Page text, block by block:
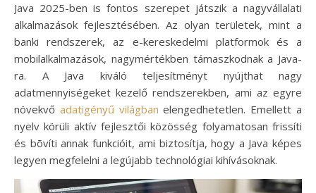
Java 2025-ben is fontos szerepet játszik a nagyvállalati
alkalmazások fejlesztésében. Az olyan területek, mint a
banki rendszerek, az e-kereskedelmi platformok és a
mobilalkalmazások, nagymértékben támaszkodnak a Java-
ra. A Java kiváló teljesítményt nyújthat nagy
adatmennyiségeket kezelő rendszerekben, ami az egyre
növekvő adatigényű világban elengedhetetlen. Emellett a
nyelv körüli aktív fejlesztői közösség folyamatosan frissíti
és bõvíti annak funkcióit, ami biztosítja, hogy a Java képes
legyen megfelelni a legújabb technológiai kihívásoknak.